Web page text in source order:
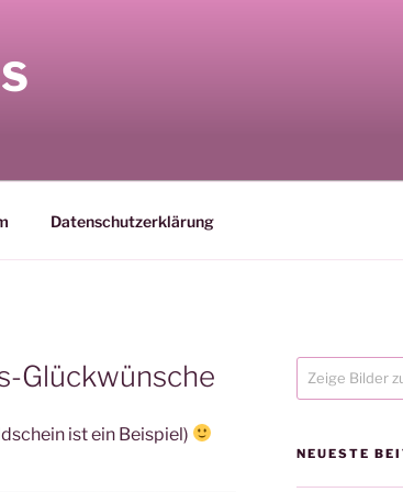
Datenschutzerklärung
Glückwünsche
ist ein Beispiel)
NEUESTE